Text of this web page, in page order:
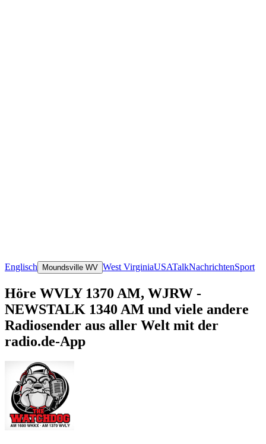
Englisch Moundsville WV West VirginiaUSATalkNachrichtenSport
Höre WVLY 1370 AM, WJRW -
NEWSTALK 1340 AM und viele andere
Radiosender aus aller Welt mit der
radio.de-App